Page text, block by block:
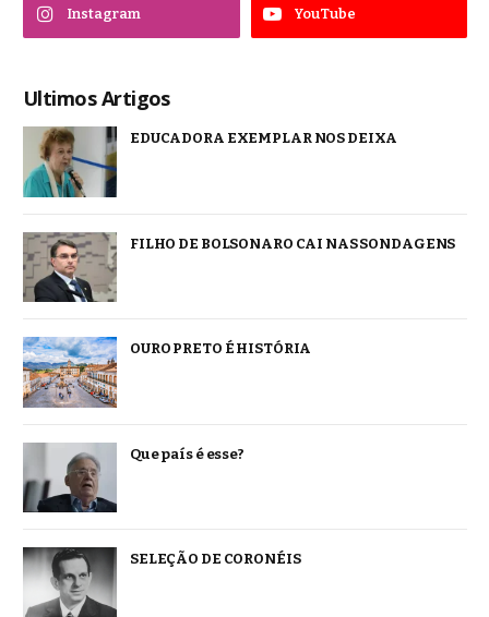
Instagram YouTube
Ultimos Artigos
EDUCADORA EXEMPLAR NOS DEIXA
FILHO DE BOLSONARO CAI NAS SONDAGENS
OURO PRETO É HISTÓRIA
Que país é esse?
SELEÇÃO DE CORONÉIS